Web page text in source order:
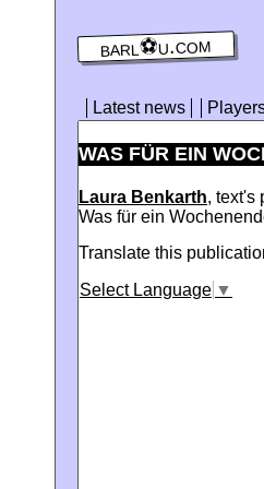
barl⚽️u.com
Latest news
WAS FÜR EIN
Laura Benkarth, text's
Was für ein
Translate this
Select Language ▼